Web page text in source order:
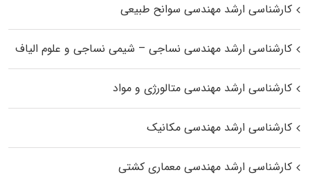
کارشناسی ارشد مهندسی سوانح طبیعی
کارشناسی ارشد مهندسی نساجی – شیمی نساجی و علوم الیاف
کارشناسی ارشد مهندسی متالورژی و مواد
کارشناسی ارشد مهندسی مکانیک
کارشناسی ارشد مهندسی معماری کشتی